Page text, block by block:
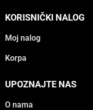
KORISNIČKI NALOG
Moj nalog
Korpa
UPOZNAJTE NAS
O nama